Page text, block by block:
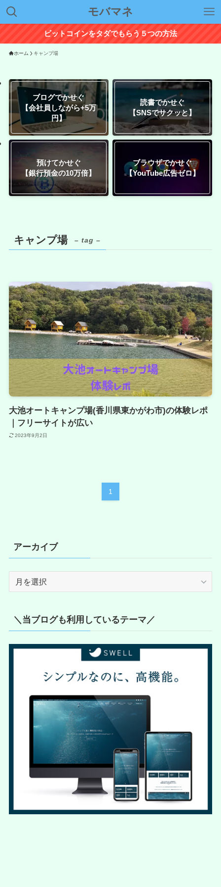
モバマネ
ビットコインをタダでもらう５つの方法
ホーム キャンプ場
ブログでかせぐ
【会社員しながら+5万
円】
読書でかせぐ
【SNSでサクッと】
預けてかせぐ
【銀行預金の10万倍】
ブラウザでかせぐ
【YouTube広告ゼロ】
キャンプ場 – tag –
大池オートキャンプ場(香川県東かがわ市)の体験レポ
｜フリーサイトが広い
2023年9月2日
1
アーカイブ
＼当ブログも利用しているテーマ／